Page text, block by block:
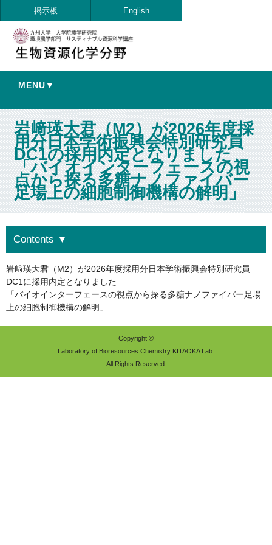
掲示板 English
MENU▼
岩﨑瑛大君（M2）が2026年度採
用分日本学術振興会特別研究員
DC1の採用内定となりました
「バイオインターフェースの視
点から探る多糖ナノファイバー
足場上の細胞制御機構の解明」
岩﨑瑛大君（M2）が2026年度採用分日本学術振興会特別研究員
DC1に採用内定となりました
「バイオインターフェースの視点から探る多糖ナノファイバー足場
上の細胞制御機構の解明」
Contents ▼
Copyright ©
Laboratory of Bioresources Chemistry KITAOKA Lab.
All Rights Reserved.